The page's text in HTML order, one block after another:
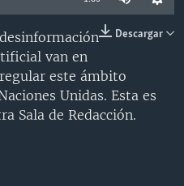
Descargar
van en
este ámbito
Unidas. Esta es
Sala de Redacción.